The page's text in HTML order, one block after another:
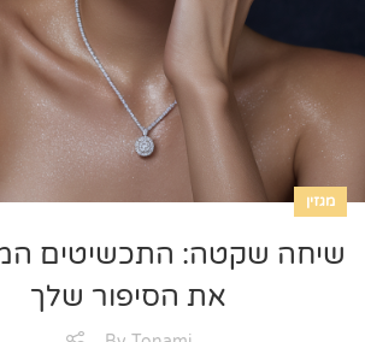
מגזין
שיחה שקטה: התכשיטים
את הסיפור שלך